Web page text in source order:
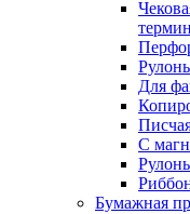
Для
С
Бумажная